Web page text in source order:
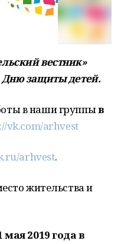
вестник»
Дню защиты детей.
в наши группыв
vk.com/arhvest
arhvest.
жительства и
мая 2019 года в